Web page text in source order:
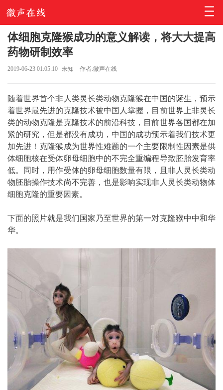
体细胞克隆猴成功的意义解读，将大大提高
药物研制效率
2019-06-23 01:05:10 未知 作者:徽声在线
随着世界首个非人类灵长类动物克隆猴在中国的诞生，预示
着世界最先进的克隆技术被中国人掌握，目前世界上非灵长
类的动物克隆是克隆技术的前沿科技，目前世界各国都在加
紧的研究，但是都没有成功，中国的成功预示着我们技术更
加先进！克隆猴成为世界性难题的一个主要限制性因素是供
体细胞核在受体卵母细胞中的不完全重编程导致胚胎发育率
低。同时，用作受体的卵母细胞数量有限，且非人灵长类动
物胚胎操作技术尚不完善，也是影响实现非人灵长类动物体
细胞克隆的重要因素。
下面的照片就是我们国家乃至世界的第一对克隆猴中中和华
华。